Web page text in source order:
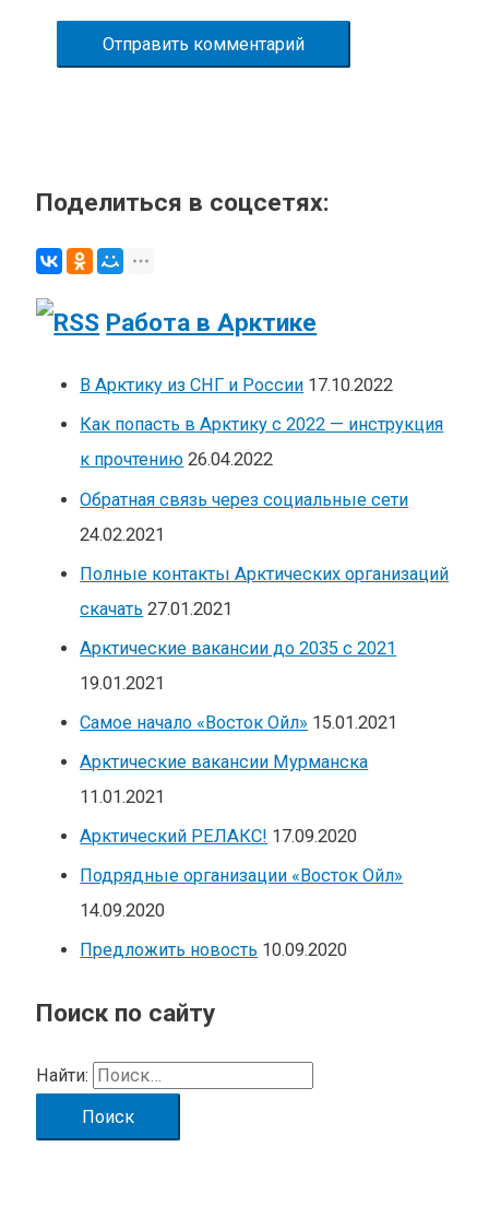
Поделиться в соцсетях:
Работа в Арктике
В Арктику из СНГ и России 17.10.2022
Как попасть в Арктику с 2022 — инструкция
к прочтению 26.04.2022
Обратная связь через социальные сети
24.02.2021
Полные контакты Арктических организаций
скачать 27.01.2021
Арктические вакансии до 2035 с 2021
19.01.2021
Самое начало «Восток Ойл» 15.01.2021
Арктические вакансии Мурманска
11.01.2021
Арктический РЕЛАКС! 17.09.2020
Подрядные организации «Восток Ойл»
14.09.2020
Предложить новость 10.09.2020
Поиск по сайту
Найти: